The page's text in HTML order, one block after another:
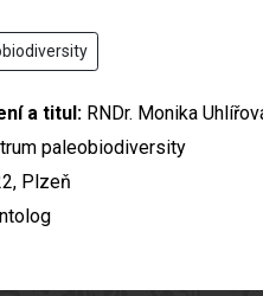
a titul: RNDr. Monika
paleobiodiversity
Plzeň